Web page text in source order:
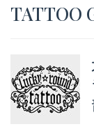
TATTOO